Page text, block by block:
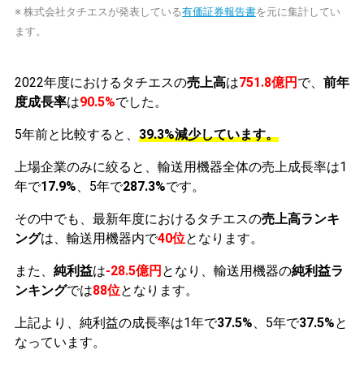
※ 株式会社タチエスが発表している有価証券報告書を元に集計してい
ます。
2022年度におけるタチエスの売上高は751.8億円 で、 前年
度成長率は90.5%でした。
5年前と比較すると、 39.3%減少しています。
上場企業のみに絞ると、輸送用機器全体の売上成長率は1
年で17.9%、5年で287.3%です。
その中でも、最新年度におけるタチエスの売上高ランキ
ングは、輸送用機器内で40位となります。
また、 純利益は-28.5億円 となり、輸送用機器の純利益ラ
ンキングでは88位となります。
上記より、純利益の成長率は1年で37.5%、5年で37.5%と
なっています。